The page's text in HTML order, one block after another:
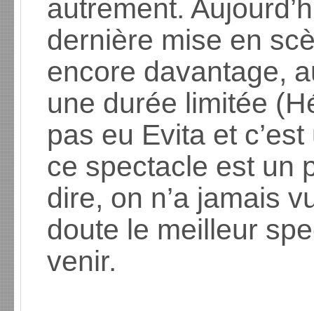
autrement.
dernière mise en
encore davantage,
une durée limitée
pas eu Evita et
ce spectacle est un
dire, on n’a jamais
doute le meilleur
venir.